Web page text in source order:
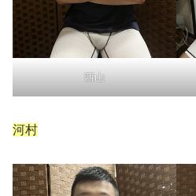
西山
河村